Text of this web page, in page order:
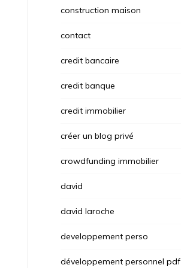
construction maison
contact
credit bancaire
credit banque
credit immobilier
créer un blog privé
crowdfunding immobilier
david
david laroche
developpement perso
développement personnel pdf